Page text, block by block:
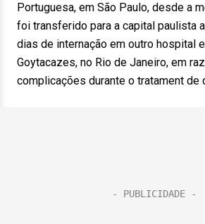
Portuguesa, em São Paulo, desde a
foi transferido para a capital paulista
dias de internação em outro hospital
Goytacazes, no Rio de Janeiro, em
complicações durante o tratament de